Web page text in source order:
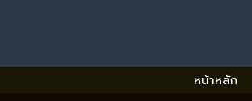
หน้าหลัก